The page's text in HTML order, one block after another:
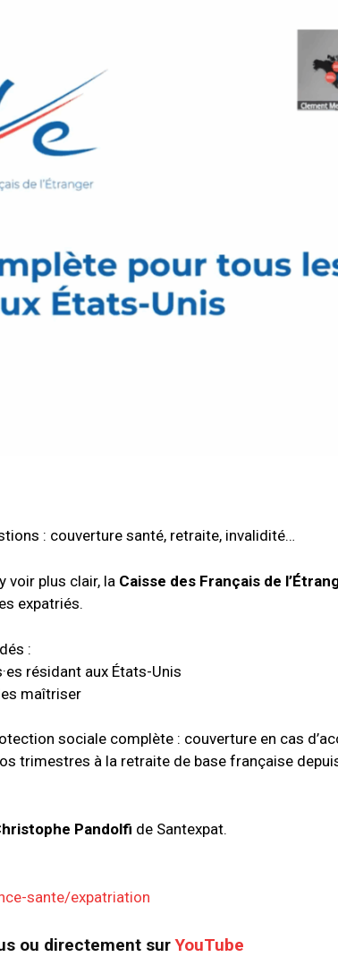
: couverture santé, retraite, invalidité…
voir plus clair, la Caisse des Français de
expatriés.
:
résidant aux États-Unis
maîtriser
sociale complète : couverture en cas
trimestres à la retraite de base française
Pandolfi de Santexpat.
sante/expatriation
ou directement surYouTube